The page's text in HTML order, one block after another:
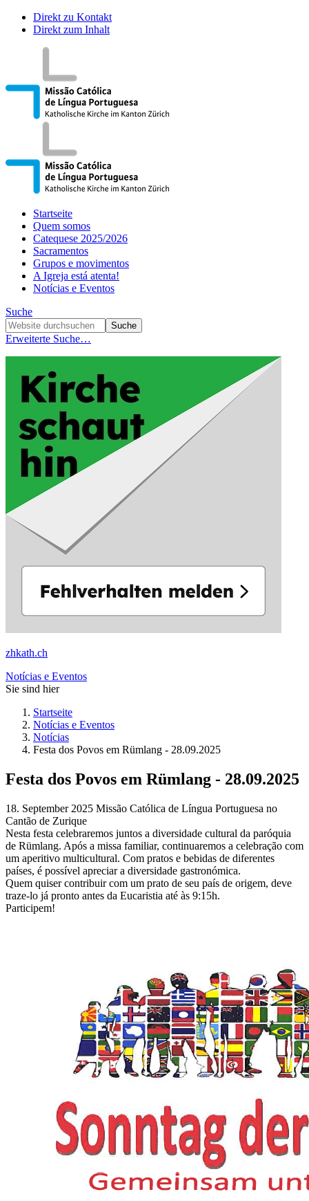
Direkt zu Kontakt
Direkt zum Inhalt
Startseite
Quem somos
Catequese 2025/2026
Sacramentos
Grupos e movimentos
A Igreja está atenta!
Notícias e Eventos
Suche
Erweiterte Suche…
zhkath.ch
Notícias e Eventos
Sie sind hier
Startseite
Notícias e Eventos
Notícias
Festa dos Povos em Rümlang - 28.09.2025
Festa dos Povos em Rümlang - 28.09.2025
18. September 2025 Missão Católica de Língua Portuguesa no
Cantão de Zurique
Nesta festa celebraremos juntos a diversidade cultural da paróquia
de Rümlang. Após a missa familiar, continuaremos a celebração com
um aperitivo multicultural. Com pratos e bebidas de diferentes
países, é possível apreciar a diversidade gastronómica.
Quem quiser contribuir com um prato de seu país de origem, deve
traze-lo já pronto antes da Eucaristia até às 9:15h.
Participem!